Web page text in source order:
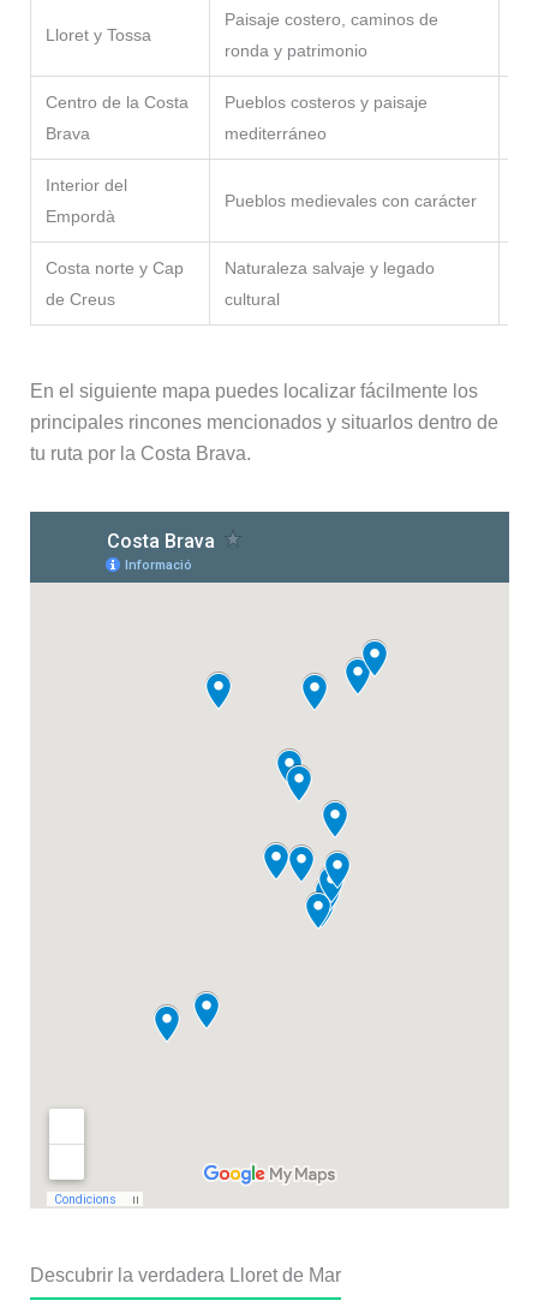
Lloret y Tossa
Paisaje costero, caminos de
ronda y patrimonio
Centro de la Costa
Brava
Pueblos costeros y paisaje
mediterráneo
Interior del
Empordà
Pueblos medievales con carácter
Costa norte y Cap
de Creus
Naturaleza salvaje y legado
cultural
En el siguiente mapa puedes localizar fácilmente los
principales rincones mencionados y situarlos dentro de
tu ruta por la Costa Brava.
Descubrir la verdadera Lloret de Mar